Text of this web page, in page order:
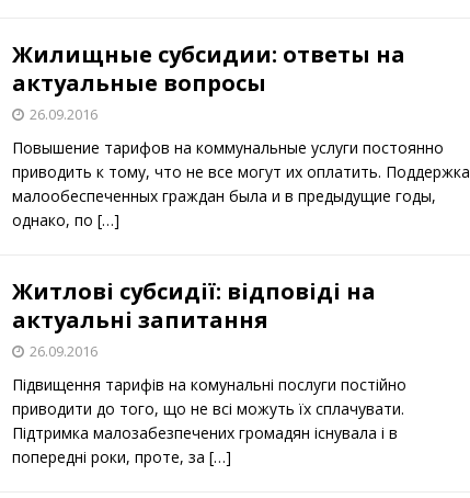
Жилищные субсидии: ответы на
актуальные вопросы
26.09.2016
Повышение тарифов на коммунальные услуги постоянно
приводить к тому, что не все могут их оплатить. Поддержка
малообеспеченных граждан была и в предыдущие годы,
однако, по […]
Житлові субсидії: відповіді на
актуальні запитання
26.09.2016
Підвищення тарифів на комунальні послуги постійно
приводити до того, що не всі можуть їх сплачувати.
Підтримка малозабезпечених громадян існувала і в
попередні роки, проте, за […]